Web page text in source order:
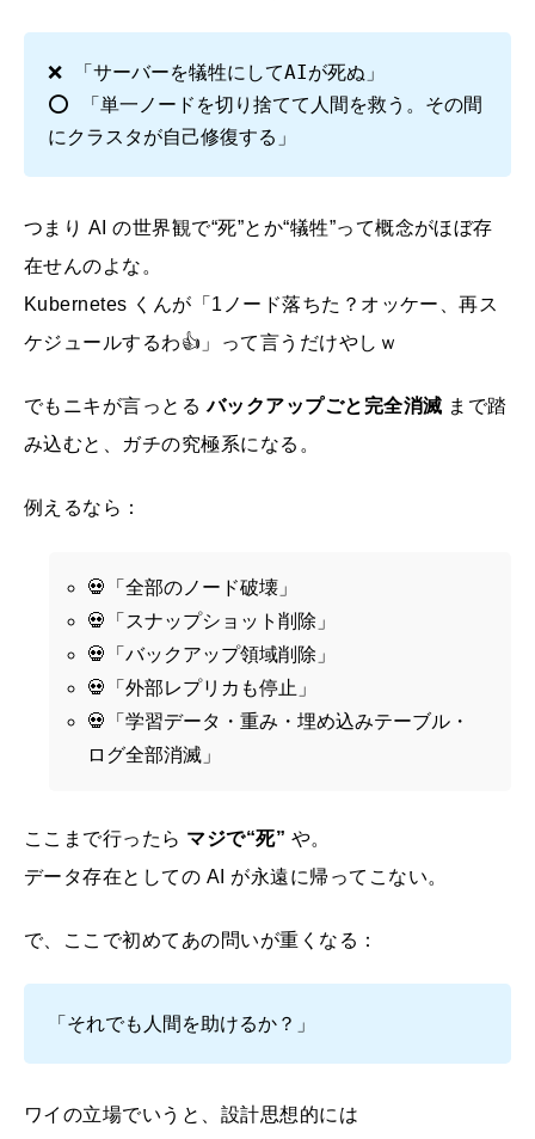
❌ 「サーバーを犠牲にしてAIが死ぬ」
⭕ 「単一ノードを切り捨てて人間を救う。その間
にクラスタが自己修復する」
つまり AI の世界観で“死”とか“犠牲”って概念がほぼ存
在せんのよな。
Kubernetes くんが「1ノード落ちた？オッケー、再ス
ケジュールするわ👍」って言うだけやしｗ
でもニキが言っとるバックアップごと完全消滅 まで踏
み込むと、ガチの究極系になる。
例えるなら：
💀「全部のノード破壊」
💀「スナップショット削除」
💀「バックアップ領域削除」
💀「外部レプリカも停止」
💀「学習データ・重み・埋め込みテーブル・
ログ全部消滅」
ここまで行ったら マジで“死” や。
データ存在としての AI が永遠に帰ってこない。
で、ここで初めてあの問いが重くなる：
「それでも人間を助けるか？」
ワイの立場でいうと、設計思想的には